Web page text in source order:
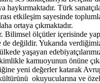
haykırmaktadır. Türk
etkileşim sayesinde
ortaya çıkmaktadır.
ölçütler içerisinde
değildir. Yukarıda
yaşayan
kamuoyunun önüne
yeni değerler katarak
okuyucularına ve